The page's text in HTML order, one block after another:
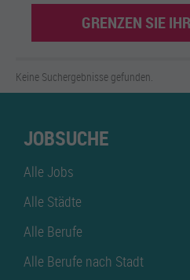
GRENZEN SIE
Keine Suchergebnisse gefunden.
JOBSUCHE
Alle Jobs
Alle Städte
Alle Berufe
Alle Berufe nach Stadt